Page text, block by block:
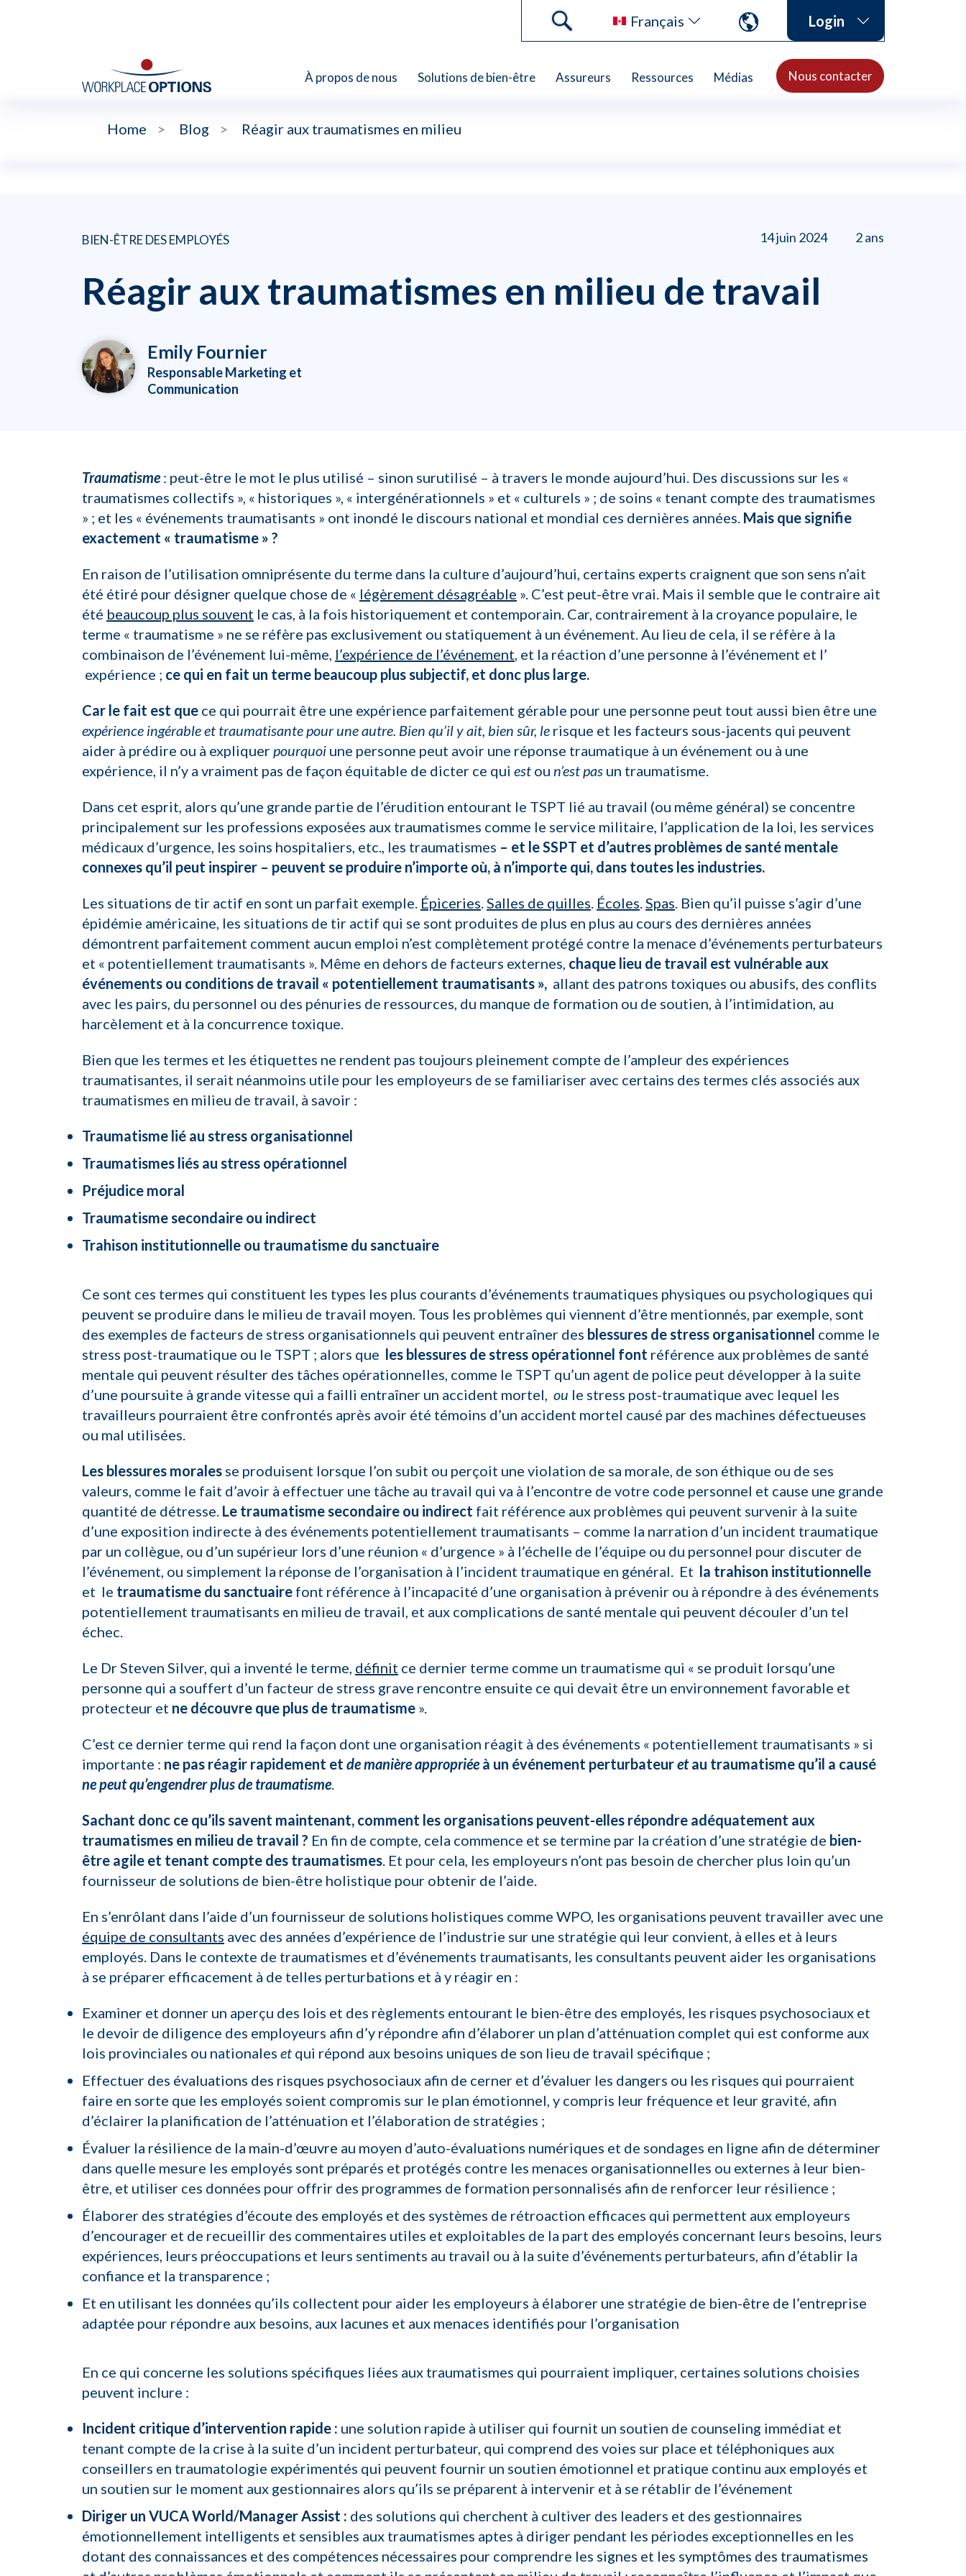
Français Login
À propos de nous Solutions de bien-être Assureurs Ressources Médias Nous contacter
Home > Blog > Réagir aux traumatismes en milieu
BIEN-ÊTRE DES EMPLOYÉS 14 juin 2024 2 ans
Réagir aux traumatismes en milieu de travail
Emily Fournier
Responsable Marketing et
Communication
Traumatisme: peut-être le mot le plus utilisé – sinon surutilisé – à travers le monde aujourd’hui. Des discussions sur les «
traumatismes collectifs », « historiques », « intergénérationnels » et « culturels » ; de soins « tenant compte des traumatismes
» ; et les « événements traumatisants » ont inondé le discours national et mondial ces dernières années. Mais que signifie
exactement « traumatisme » ?
En raison de l’utilisation omniprésente du terme dans la culture d’aujourd’hui, certains experts craignent que son sens n’ait
été étiré pour désigner quelque chose de « légèrement désagréable ». C’est peut-être vrai. Mais il semble que le contraire ait
été beaucoup plus souvent le cas, à la fois historiquement et contemporain. Car, contrairement à la croyance populaire, le
terme « traumatisme » ne se réfère pas exclusivement ou statiquement à un événement. Au lieu de cela, il se réfère à la
combinaison de l’événement lui-même, l’expérience de l’événement, et la réaction d’une personne à l’événement et l’
expérience ; ce qui en fait un terme beaucoup plus subjectif, et donc plus large.
Car le fait est que ce qui pourrait être une expérience parfaitement gérable pour une personne peut tout aussi bien être une
expérience ingérable et traumatisante pour une autre. Bien qu’il y ait, bien sûr, le risque et les facteurs sous-jacents qui peuvent
aider à prédire ou à expliquerpourquoi une personne peut avoir une réponse traumatique à un événement ou à une
expérience, il n’y a vraiment pas de façon équitable de dicter ce qui est ou n’est pas un traumatisme.
Dans cet esprit, alors qu’une grande partie de l’érudition entourant le TSPT lié au travail (ou même général) se concentre
principalement sur les professions exposées aux traumatismes comme le service militaire, l’application de la loi, les services
médicaux d’urgence, les soins hospitaliers, etc., les traumatismes – et le SSPT et d’autres problèmes de santé mentale
connexes qu’il peut inspirer – peuvent se produire n’importe où, à n’importe qui, dans toutes les industries.
Les situations de tir actif en sont un parfait exemple. Épiceries.Salles de quilles. Écoles.Spas. Bien qu’il puisse s’agir d’une
épidémie américaine, les situations de tir actif qui se sont produites de plus en plus au cours des dernières années
démontrent parfaitement comment aucun emploi n’est complètement protégé contre la menace d’événements perturbateurs
et « potentiellement traumatisants ». Même en dehors de facteurs externes, chaque lieu de travail est vulnérable aux
événements ou conditions de travail « potentiellement traumatisants », allant des patrons toxiques ou abusifs, des conflits
avec les pairs, du personnel ou des pénuries de ressources, du manque de formation ou de soutien, à l’intimidation, au
harcèlement et à la concurrence toxique.
Bien que les termes et les étiquettes ne rendent pas toujours pleinement compte de l’ampleur des expériences
traumatisantes, il serait néanmoins utile pour les employeurs de se familiariser avec certains des termes clés associés aux
traumatismes en milieu de travail, à savoir :
Traumatisme lié au stress organisationnel
Traumatismes liés au stress opérationnel
Préjudice moral
Traumatisme secondaire ou indirect
Trahison institutionnelle ou traumatisme du sanctuaire
Ce sont ces termes qui constituent les types les plus courants d’événements traumatiques physiques ou psychologiques qui
peuvent se produire dans le milieu de travail moyen. Tous les problèmes qui viennent d’être mentionnés, par exemple, sont
des exemples de facteurs de stress organisationnels qui peuvent entraîner des blessures de stress organisationnel comme le
stress post-traumatique ou le TSPT ; alors que les blessures de stress opérationnel font référence aux problèmes de santé
mentale qui peuvent résulter des tâches opérationnelles, comme le TSPT qu’un agent de police peut développer à la suite
d’une poursuite à grande vitesse qui a failli entraîner un accident mortel, ou le stress post-traumatique avec lequel les
travailleurs pourraient être confrontés après avoir été témoins d’un accident mortel causé par des machines défectueuses
ou mal utilisées.
Les blessures morales se produisent lorsque l’on subit ou perçoit une violation de sa morale, de son éthique ou de ses
valeurs, comme le fait d’avoir à effectuer une tâche au travail qui va à l’encontre de votre code personnel et cause une grande
quantité de détresse. Le traumatisme secondaire ou indirect fait référence aux problèmes qui peuvent survenir à la suite
d’une exposition indirecte à des événements potentiellement traumatisants – comme la narration d’un incident traumatique
par un collègue, ou d’un supérieur lors d’une réunion « d’urgence » à l’échelle de l’équipe ou du personnel pour discuter de
l’événement, ou simplement la réponse de l’organisation à l’incident traumatique en général. Et la trahison institutionnelle
et le traumatisme du sanctuaire font référence à l’incapacité d’une organisation à prévenir ou à répondre à des événements
potentiellement traumatisants en milieu de travail, et aux complications de santé mentale qui peuvent découler d’un tel
échec.
Le Dr Steven Silver, qui a inventé le terme, définit ce dernier terme comme un traumatisme qui « se produit lorsqu’une
personne qui a souffert d’un facteur de stress grave rencontre ensuite ce qui devait être un environnement favorable et
protecteur et ne découvre que plus de traumatisme ».
C’est ce dernier terme qui rend la façon dont une organisation réagit à des événements « potentiellement traumatisants » si
importante : ne pas réagir rapidement et de manière appropriéeà un événement perturbateuretau traumatisme qu’il a causé
ne peut qu’engendrer plus de traumatisme.
Sachant donc ce qu’ils savent maintenant, comment les organisations peuvent-elles répondre adéquatement aux
traumatismes en milieu de travail ? En fin de compte, cela commence et se termine par la création d’une stratégie de bien-
être agile et tenant compte des traumatismes. Et pour cela, les employeurs n’ont pas besoin de chercher plus loin qu’un
fournisseur de solutions de bien-être holistique pour obtenir de l’aide.
En s’enrôlant dans l’aide d’un fournisseur de solutions holistiques comme WPO, les organisations peuvent travailler avec une
équipe de consultants avec des années d’expérience de l’industrie sur une stratégie qui leur convient, à elles et à leurs
employés. Dans le contexte de traumatismes et d’événements traumatisants, les consultants peuvent aider les organisations
à se préparer efficacement à de telles perturbations et à y réagir en :
Examiner et donner un aperçu des lois et des règlements entourant le bien-être des employés, les risques psychosociaux et
le devoir de diligence des employeurs afin d’y répondre afin d’élaborer un plan d’atténuation complet qui est conforme aux
lois provinciales ou nationales et qui répond aux besoins uniques de son lieu de travail spécifique ;
Effectuer des évaluations des risques psychosociaux afin de cerner et d’évaluer les dangers ou les risques qui pourraient
faire en sorte que les employés soient compromis sur le plan émotionnel, y compris leur fréquence et leur gravité, afin
d’éclairer la planification de l’atténuation et l’élaboration de stratégies ;
Évaluer la résilience de la main-d’œuvre au moyen d’auto-évaluations numériques et de sondages en ligne afin de déterminer
dans quelle mesure les employés sont préparés et protégés contre les menaces organisationnelles ou externes à leur bien-
être, et utiliser ces données pour offrir des programmes de formation personnalisés afin de renforcer leur résilience ;
Élaborer des stratégies d’écoute des employés et des systèmes de rétroaction efficaces qui permettent aux employeurs
d’encourager et de recueillir des commentaires utiles et exploitables de la part des employés concernant leurs besoins, leurs
expériences, leurs préoccupations et leurs sentiments au travail ou à la suite d’événements perturbateurs, afin d’établir la
confiance et la transparence ;
Et en utilisant les données qu’ils collectent pour aider les employeurs à élaborer une stratégie de bien-être de l’entreprise
adaptée pour répondre aux besoins, aux lacunes et aux menaces identifiés pour l’organisation
En ce qui concerne les solutions spécifiques liées aux traumatismes qui pourraient impliquer, certaines solutions choisies
peuvent inclure :
Incident critique d’intervention rapide : une solution rapide à utiliser qui fournit un soutien de counseling immédiat et
tenant compte de la crise à la suite d’un incident perturbateur, qui comprend des voies sur place et téléphoniques aux
conseillers en traumatologie expérimentés qui peuvent fournir un soutien émotionnel et pratique continu aux employés et
un soutien sur le moment aux gestionnaires alors qu’ils se préparent à intervenir et à se rétablir de l’événement
Diriger un VUCA World/Manager Assist : des solutions qui cherchent à cultiver des leaders et des gestionnaires
émotionnellement intelligents et sensibles aux traumatismes aptes à diriger pendant les périodes exceptionnelles en les
dotant des connaissances et des compétences nécessaires pour comprendre les signes et les symptômes des traumatismes